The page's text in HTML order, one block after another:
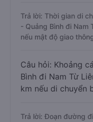
Trả lời: Thời gian di
- Quảng Bình đi Nam
nếu mật độ giao
Câu hỏi: Khoảng
Bình đi Nam Từ
km nếu di chuyển
Trả lời: Đoạn đường